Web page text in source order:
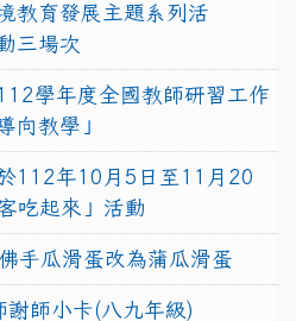
教育發展主題系列活
三場次
學年度全國教師研習工作
向教學」
112年10月5日至11月20
吃起來」活動
手瓜滑蛋改為蒲瓜滑蛋
師小卡(八九年級)